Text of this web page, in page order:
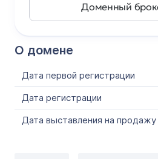
О домене
Дата первой регистрации
Дата регистрации
Дата выставления на продажу
Доменный